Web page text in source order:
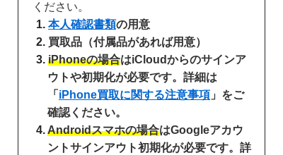
ください。
本人確認書類の用意
買取品（付属品があれば用意）
iPhoneの場合はiCloudからのサインア
ウトや初期化が必要です。詳細は
「 iPhone買取に関する注意事項 」をご
確認ください。
Androidスマホの場合はGoogleアカウ
ントサインアウト初期化が必要です。詳